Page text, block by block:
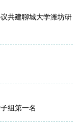
共建聊城大学潍坊研
组第一名